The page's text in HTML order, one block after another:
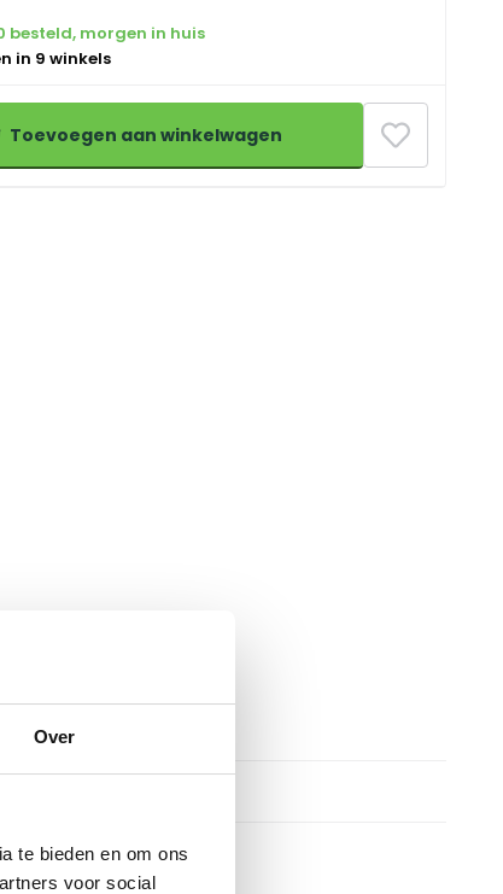
Over
te bieden en om ons
voor social
besteld, morgen in huis
in 9 winkels
Toevoegen aan winkelwagen